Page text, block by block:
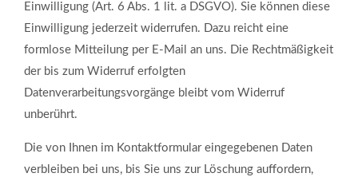
Einwilligung (Art. 6 Abs. 1 lit. a DSGVO). Sie können diese
Einwilligung jederzeit widerrufen. Dazu reicht eine
formlose Mitteilung per E-Mail an uns. Die Rechtmäßigkeit
der bis zum Widerruf erfolgten
Datenverarbeitungsvorgänge bleibt vom Widerruf
unberührt.
Die von Ihnen im Kontaktformular eingegebenen Daten
verbleiben bei uns, bis Sie uns zur Löschung auffordern,